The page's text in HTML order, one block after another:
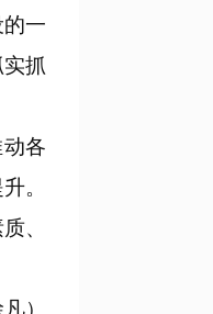
一
抓
各
。
、
）